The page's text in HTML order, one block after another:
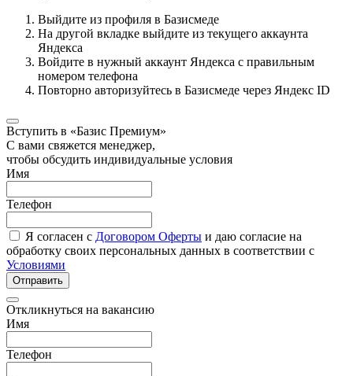
Выйдите из профиля в Базисмеде
На другой вкладке выйдите из текущего аккаунта
Яндекса
Войдите в нужный аккаунт Яндекса с правильным
номером телефона
Повторно авторизуйтесь в Базисмеде через Яндекс ID
Вступить в «Базис Премиум»
С вами свяжется менеджер,
чтобы обсудить индивидуальные условия
Имя
Телефон
Я согласен с Договором Оферты и даю согласие на
обработку своих персональных данных в соответствии с
Условиями
Отправить
Откликнуться на вакансию
Имя
Телефон